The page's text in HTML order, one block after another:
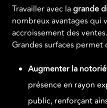
Travailler avec lagrande
nombreux avantages qui
accroissement des
Grandes surfaces permet
Augmenter la
présence en rayon
public, renforçant